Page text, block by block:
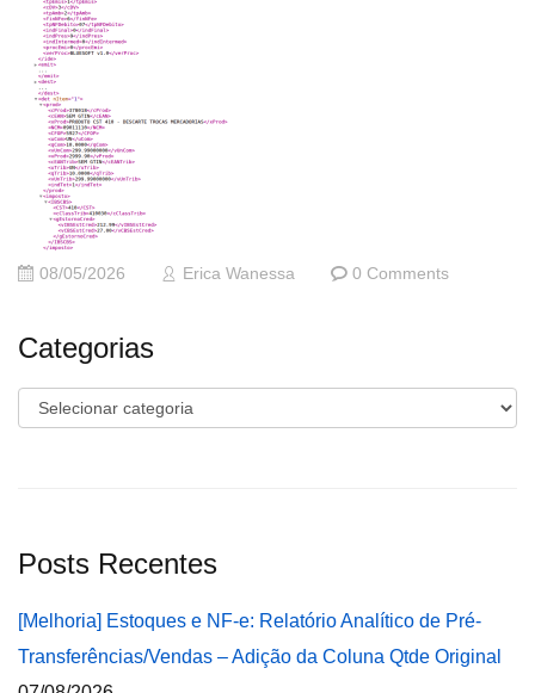
08/05/2026 Erica Wanessa 0 Comments
Categorias
Categorias
Posts Recentes
[Melhoria] Estoques e NF-e: Relatório Analítico de Pré-
Transferências/Vendas – Adição da Coluna Qtde Original